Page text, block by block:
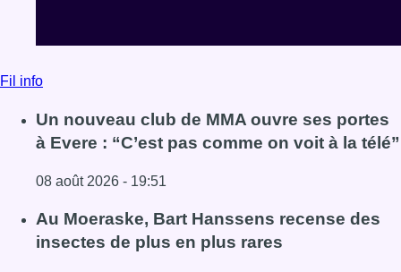
Fil info
Un nouveau club de MMA ouvre ses portes
à Evere : “C’est pas comme on voit à la télé”
08 août 2026 - 19:51
Lire l'article Un nouveau club de MMA ouvre ses portes à
Au Moeraske, Bart Hanssens recense des
insectes de plus en plus rares